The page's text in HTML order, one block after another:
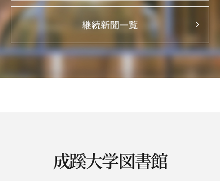
継続新聞一覧
成蹊大学図書館